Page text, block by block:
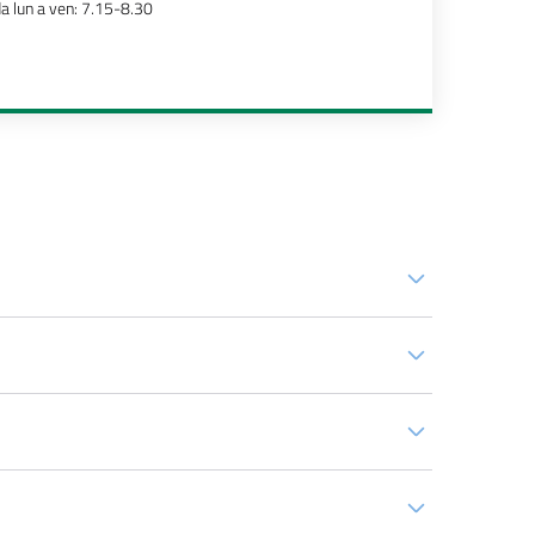
lun a ven: 7.15-8.30